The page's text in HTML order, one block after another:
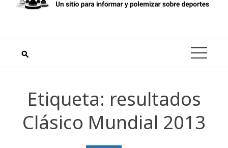
Etiqueta: resultados
Clásico Mundial 2013